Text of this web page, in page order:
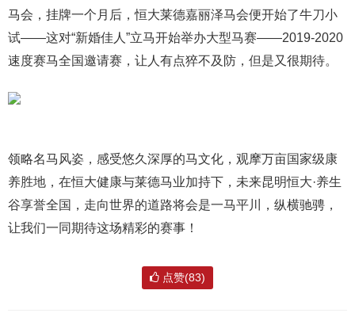
马会，挂牌一个月后，恒大莱德嘉丽泽马会便开始了牛刀小
试——这对“新婚佳人”立马开始举办大型马赛——2019-2020
速度赛马全国邀请赛，让人有点猝不及防，但是又很期待。
领略名马风姿，感受悠久深厚的马文化，观摩万亩国家级康
养胜地，在恒大健康与莱德马业加持下，未来昆明恒大·养生
谷享誉全国，走向世界的道路将会是一马平川，纵横驰骋，
让我们一同期待这场精彩的赛事！
点赞(83)